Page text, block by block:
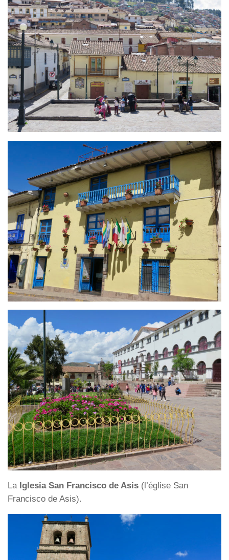
La Iglesia San Francisco de Asis (l’église San
Francisco de Asis).